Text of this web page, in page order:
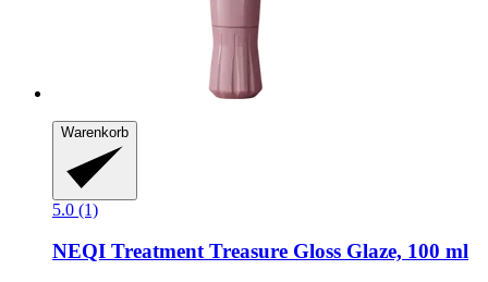
Warenkorb
5.0 (1)
NEQI Treatment Treasure Gloss Glaze, 100 ml